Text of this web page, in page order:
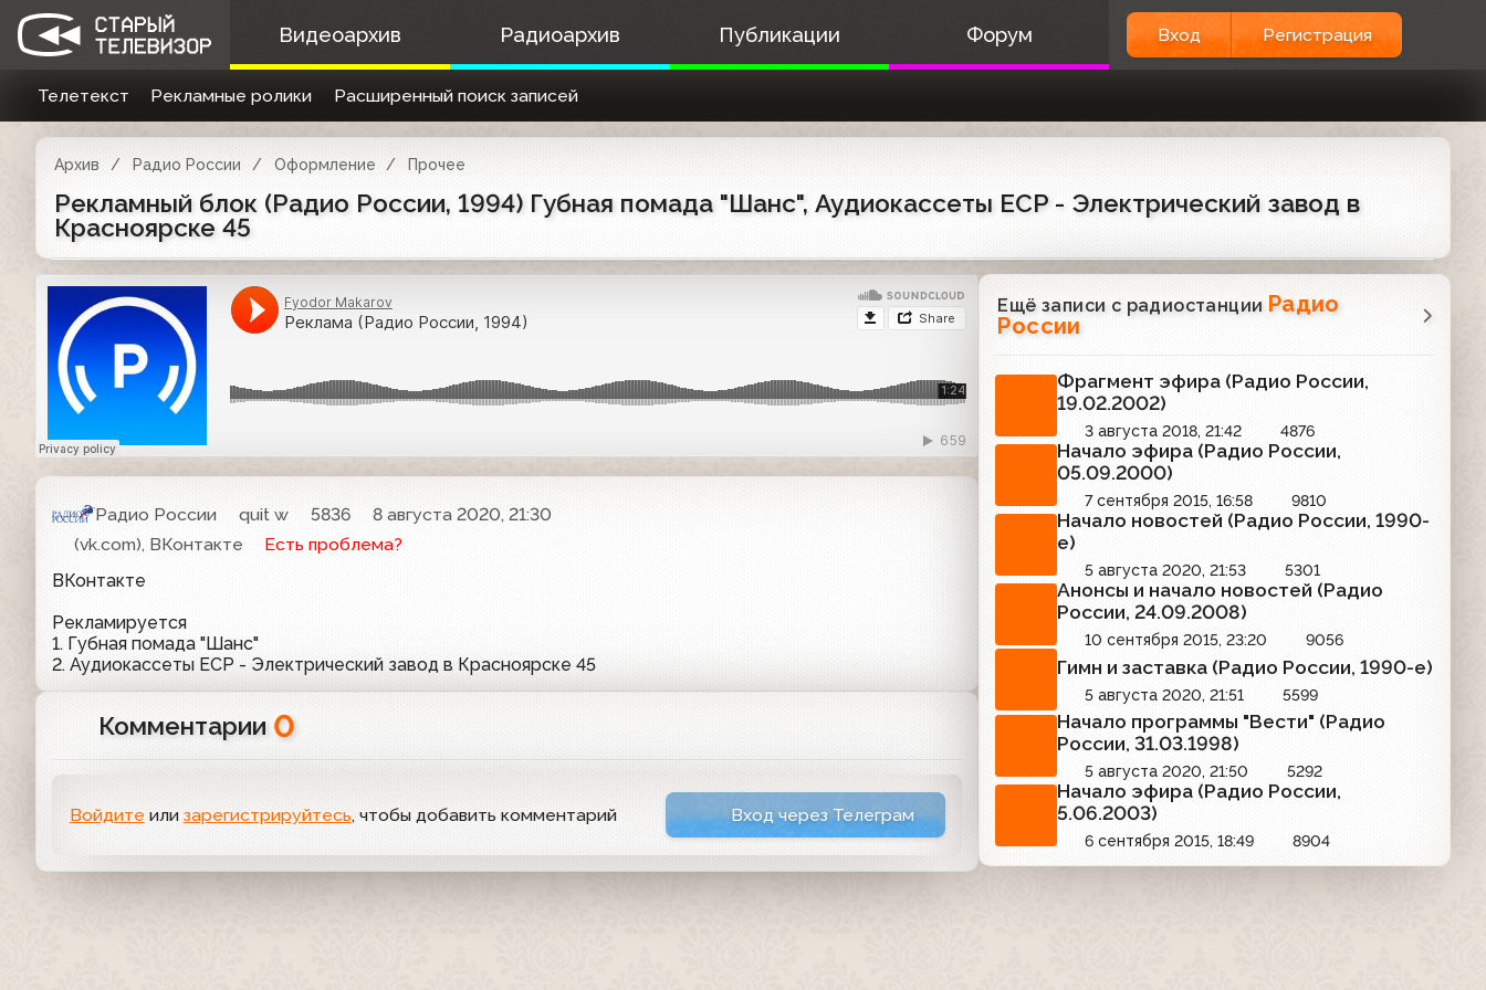
Видеоархив Радиоархив Публикации Форум Вход Регистрация
Телетекст Рекламные ролики Расширенный поиск записей
Архив Радио России Оформление Прочее
Рекламный блок (Радио России, 1994) Губная помада "Шанс", Аудиокассеты ECP - Электрический завод в
Красноярске 45
Радио России quit w 5836
8 августа 2020, 21:30
(vk.com), ВКонтакте
Есть проблема?
ВКонтакте
Рекламируется
1. Губная помада "Шанс"
2. Аудиокассеты ECP - Электрический завод в Красноярске 45
Комментарии 0
Войдите или зарегистрируйтесь, чтобы добавить комментарий Вход через Телеграм
Ещё записи с радиостанции Радио
России
Фрагмент эфира (Радио России,
19.02.2002)
3 августа 2018, 21:42 4876
Начало эфира (Радио России,
05.09.2000)
7 сентября 2015, 16:58 9810
Начало новостей (Радио России, 1990-
e)
5 августа 2020, 21:53 5301
Анонсы и начало новостей (Радио
России, 24.09.2008)
10 сентября 2015, 23:20 9056
Гимн и заставка (Радио России, 1990-е)
5 августа 2020, 21:51 5599
Начало программы "Вести" (Радио
России, 31.03.1998)
5 августа 2020, 21:50 5292
Начало эфира (Радио России,
5.06.2003)
6 сентября 2015, 18:49 8904